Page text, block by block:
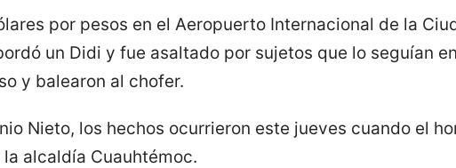
por pesos en el Aeropuerto Internacional de la
un Didi y fue asaltado por sujetos que lo seguían
y balearon al chofer.
Nieto, los hechos ocurrieron este jueves cuando el
alcaldía Cuauhtémoc.